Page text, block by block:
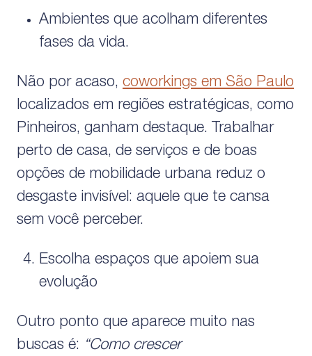
Ambientes que acolham diferentes
fases da vida.
Não por acaso, coworkings em São Paulo
localizados em regiões estratégicas, como
Pinheiros, ganham destaque. Trabalhar
perto de casa, de serviços e de boas
opções de mobilidade urbana reduz o
desgaste invisível: aquele que te cansa
sem você perceber.
Escolha espaços que apoiem sua
evolução
Outro ponto que aparece muito nas
buscas é: “Como crescer